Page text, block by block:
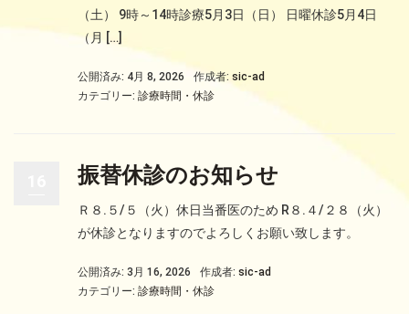
（土） 9時～14時診療5月3日（日） 日曜休診5月4日
（月 […]
公開済み: 4月 8, 2026 作成者: sic-ad
カテゴリー: 診療時間・休診
振替休診のお知らせ
Ｒ８.５/５（火）休日当番医のため R８.４/２８（火）
が休診となりますのでよろしくお願い致します。
公開済み: 3月 16, 2026 作成者: sic-ad
カテゴリー: 診療時間・休診